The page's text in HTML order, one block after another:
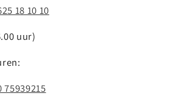
18 10 10
uur)
75939215